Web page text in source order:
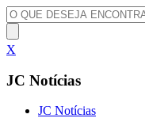
X
JC Notícias
JC Notícias